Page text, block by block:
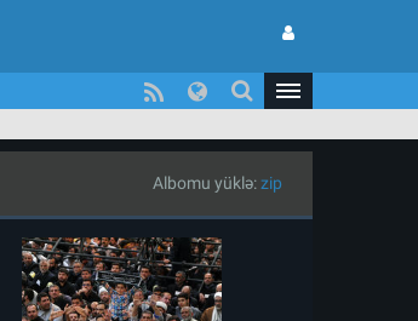
Albomu yüklə:zip